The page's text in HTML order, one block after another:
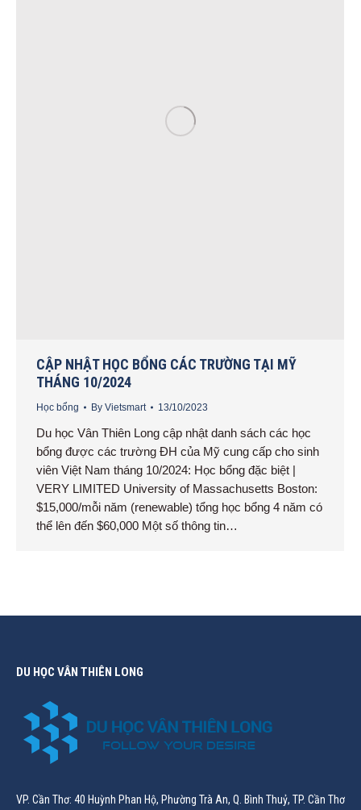
CẬP NHẬT HỌC BỔNG CÁC TRƯỜNG TẠI MỸ
THÁNG 10/2024
Học bổng By Vietsmart 13/10/2023
Du học Vân Thiên Long cập nhật danh sách các học
bổng được các trường ĐH của Mỹ cung cấp cho sinh
viên Việt Nam tháng 10/2024: Học bổng đặc biệt |
VERY LIMITED University of Massachusetts Boston:
$15,000/mỗi năm (renewable) tổng học bổng 4 năm có
thể lên đến $60,000 Một số thông tin…
DU HỌC VÂN THIÊN LONG
VP. Cần Thơ: 40 Huỳnh Phan Hộ, Phường Trà An, Q. Bình Thuỷ, TP. Cần Thơ